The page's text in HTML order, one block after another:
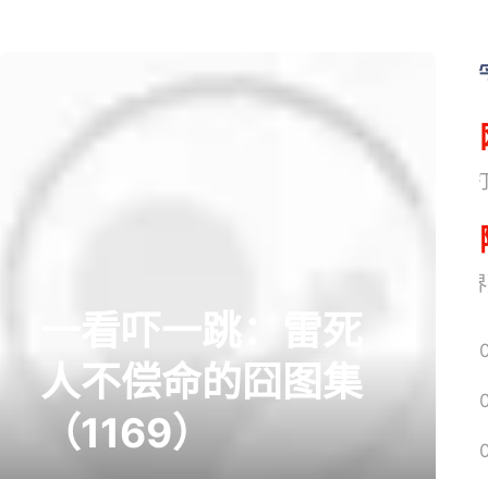
一看吓一跳：雷死
人不偿命的囧图集
（1169）
网易搜
《魔兽世